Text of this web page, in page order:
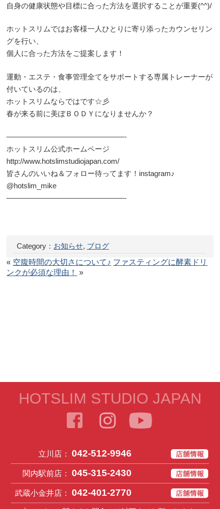
自身の健康状態や目標に合った方法を選択することが重要(^^)/
ホットスリムではお客様一人ひとりに寄り添ったカウンセリン
グを行い、
個人に合った方法をご提案します！
運動・エステ・食事管理全てをサポートする専属トレーナーが
付いているのは、
ホットスリムならではです☆彡
春が来る前に美ぼＢＯＤＹになりませんか？
————————————————-
ホットスリム公式ホームページ
http://www.hotslimstudiojapan.com/
皆さんのいいね＆フォロー待ってます！instagram♪
@hotslim_mike
————————————————-
Category： お知らせ, ブログ
« 空腹時間の大切さについて♪ ファスティングに酵素ドリ
ンクが必須な理由！
»
HOTSLIM STUDIO JAPAN
立川店： 042-512-9946
関内駅前店： 045-315-2430
武蔵小金井店： 042-401-2770